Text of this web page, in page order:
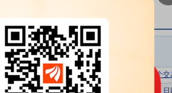
械销售;第二类医疗器械销售;日用百货销售
疗服务);非居住房地产租赁;住房租赁;广告
展经营活动)。许可项目:肥料生产;农药批
,经相关部门批准后方可开展经营活动,具体
和创新科技服务中国现代农业为使命，努
东、辐射全国，主营业务涵盖农业综合服
合
上榜营业
部卖出合
计(万)
上榜营业
部买卖净
额合计(万)
6389.21 3126.82
连续三个
3839.58 1442.36